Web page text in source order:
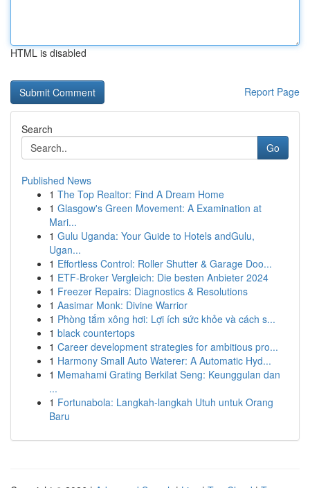
HTML is disabled
Report Page
Search
Go
Published News
1 The Top Realtor: Find A Dream Home
1 Glasgow's Green Movement: A Examination at
Mari...
1 Gulu Uganda: Your Guide to Hotels andGulu,
Ugan...
1 Effortless Control: Roller Shutter & Garage Doo...
1 ETF-Broker Vergleich: Die besten Anbieter 2024
1 Freezer Repairs: Diagnostics & Resolutions
1 Aasimar Monk: Divine Warrior
1 Phòng tắm xông hơi: Lợi ích sức khỏe và cách s...
1 black countertops
1 Career development strategies for ambitious pro...
1 Harmony Small Auto Waterer: A Automatic Hyd...
1 Memahami Grating Berkilat Seng: Keunggulan dan
...
1 Fortunabola: Langkah-langkah Utuh untuk Orang
Baru